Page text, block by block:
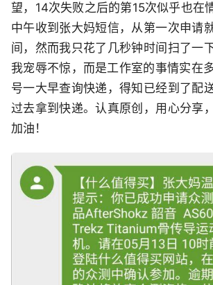
望，14次失败之后的第15次似乎也在
中午收到张大妈短信，从第一次申请
间，然而我只花了几秒钟时间扫了一
我宠辱不惊，而是工作室的事情实在
号一大早查询快递，得知已经到了配
过去拿到快递。认真原创，用心分享
加油！